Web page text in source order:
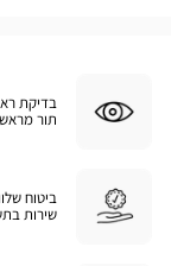
בדיקת
תור מראש
ביטוח
שירות